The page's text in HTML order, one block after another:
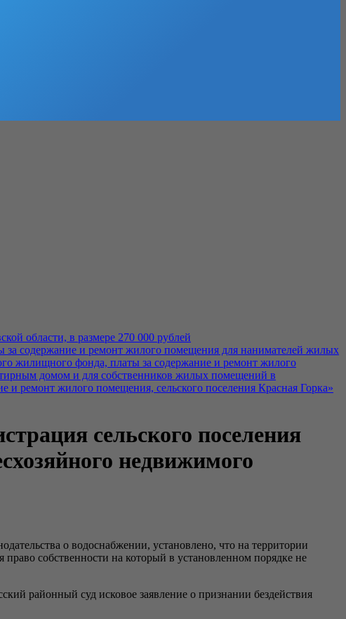
области, в размере 270 000 рублей
содержание и ремонт жилого помещения для нанимателей жилых
жилищного фонда, платы за содержание и ремонт жилого
домом и для собственников жилых помещений в
ремонт жилого помещения, сельского поселения Красная Горка»
сельского поселения
недвижимого
о водоснабжении, установлено, что на территории
собственности на который в установленном порядке не
районный суд исковое заявление о признании бездействия